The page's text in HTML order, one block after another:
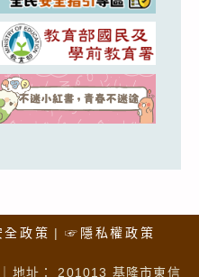
政策 ☞隱私權政策
地址： 201013 基隆市東信